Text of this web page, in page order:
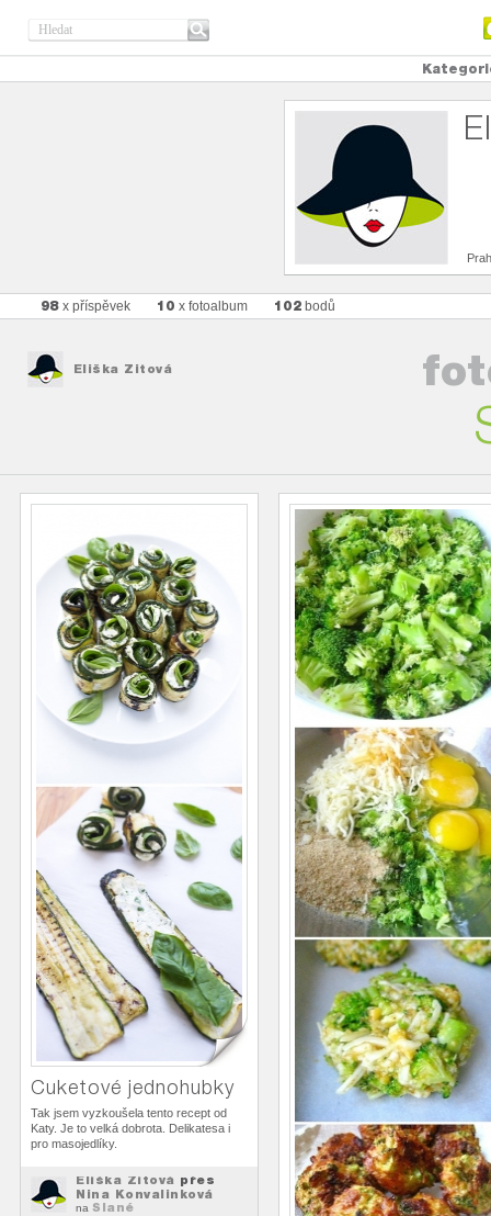
98x příspěvek 10 x fotoalbum 102 bodů
Eliška Zitová
Cuketové jednohubky
Tak jsem vyzkoušela tento recept od
Katy. Je to velká dobrota. Delikatesa i
pro masojedlíky.
Eliška Zitová přes
Nina Konvalinková
na Slané